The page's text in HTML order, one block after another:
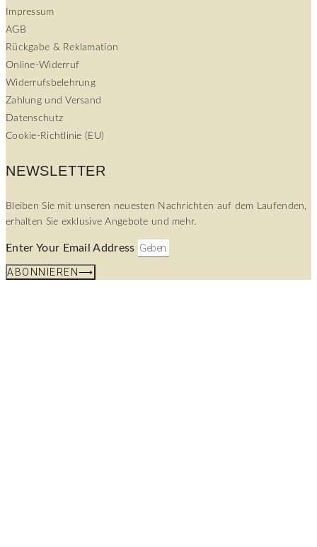
Impressum
AGB
Rückgabe & Reklamation
Online-Widerruf
Widerrufsbelehrung
Zahlung und Versand
Datenschutz
Cookie-Richtlinie (EU)
NEWSLETTER
Bleiben Sie mit unseren neuesten Nachrichten auf dem Laufenden,
erhalten Sie exklusive Angebote und mehr.
Enter Your Email Address
ABONNIEREN⟶